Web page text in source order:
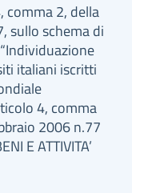
comma 2, della
sullo schema di
italiani iscritti
4, comma
2006 n.77
E ATTIVITA’